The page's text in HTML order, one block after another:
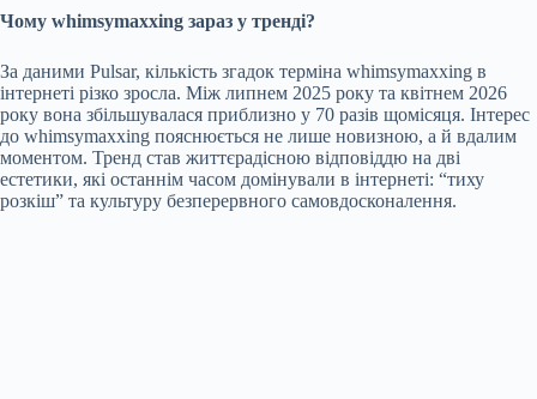
Чому whimsymaxxing зараз у тренді?
За даними Pulsar, кількість згадок терміна whimsymaxxing в
інтернеті різко зросла. Між липнем 2025 року та квітнем 2026
року вона збільшувалася приблизно у 70 разів щомісяця. Інтерес
до whimsymaxxing пояснюється не лише новизною, а й вдалим
моментом. Тренд став життєрадісною відповіддю на дві
естетики, які останнім часом домінували в інтернеті: “тиху
розкіш” та культуру безперервного самовдосконалення.